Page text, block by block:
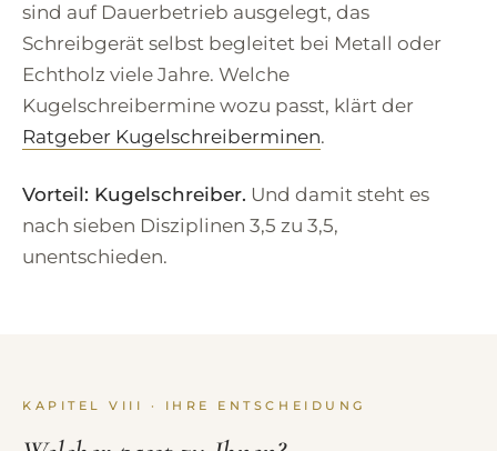
sind auf Dauerbetrieb ausgelegt, das
Schreibgerät selbst begleitet bei Metall oder
Echtholz viele Jahre. Welche
Kugelschreibermine wozu passt, klärt der
Ratgeber Kugelschreiberminen.
Vorteil: Kugelschreiber. Und damit steht es
nach sieben Disziplinen 3,5 zu 3,5,
unentschieden.
KAPITEL VIII · IHRE ENTSCHEIDUNG